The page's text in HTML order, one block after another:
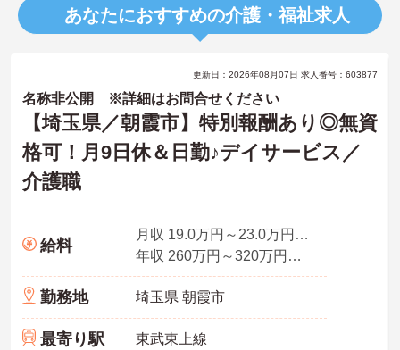
あなたにおすすめの介護・福祉求人
更新日：2026年08月07日 求人番号：603877
名称非公開 ※詳細はお問合せください
【埼玉県／朝霞市】特別報酬あり◎無資
格可！月9日休＆日勤♪デイサービス／
介護職
給料
月収 19.0万円～23.0万円程度（諸手当込み）／介護福祉士
年収 260万円～320万円程度（諸手当込み）／介護福祉士
勤務地 埼玉県 朝霞市
最寄り駅 東武東上線